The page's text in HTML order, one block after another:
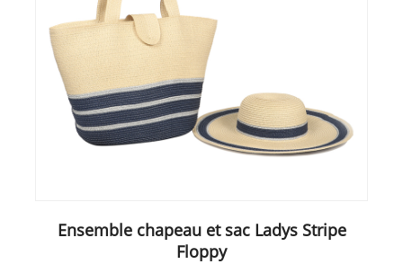
Ensemble chapeau et sac Ladys Stripe
Floppy